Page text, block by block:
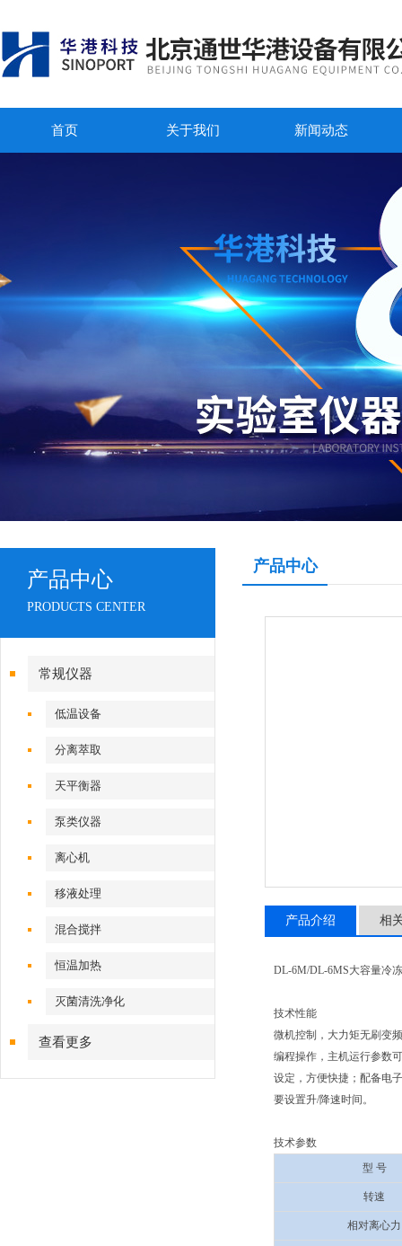
首页 关于我们 新闻动态
产品中心
PRODUCTS CENTER
常规仪器
低温设备
分离萃取
天平衡器
泵类仪器
离心机
移液处理
混合搅拌
恒温加热
灭菌清洗净化
查看更多
产品中心
产品介绍 相
DL-6M/DL-6MS大容量冷
技术性能
微机控制，大力矩无刷变
编程操作，主机运行参数
设定，方便快捷；配备电
要设置升/降速时间。
技术参数
型 号
转速
相对离心力